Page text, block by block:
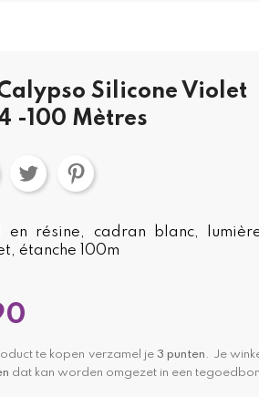
Silicone Violet
-100 Mètres
en résine, cadran blanc,
étanche 100m
te kopen verzamel je 3 punten . Je
dat kan worden omgezet in een